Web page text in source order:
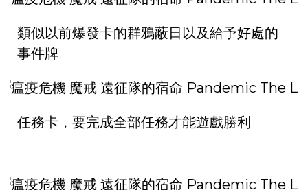
類似以前爆發卡的群鴉蔽日以及給予好處的
事件牌
任務卡，要完成全部任務才能遊戲勝利